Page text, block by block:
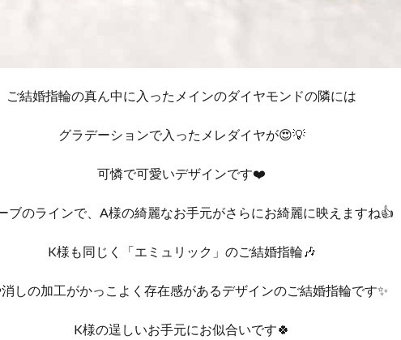
ご結婚指輪の真ん中に入ったメインのダイヤモンドの隣には
グラデーションで入ったメレダイヤが😍💡
可憐で可愛いデザインです❤️
ブのラインで、A様の綺麗なお手元がさらにお綺麗に映えますね👍
K様も同じく「エミュリック」のご結婚指輪🎶
しの加工がかっこよく存在感があるデザインのご結婚指輪です✨
K様の逞しいお手元にお似合いです🍀